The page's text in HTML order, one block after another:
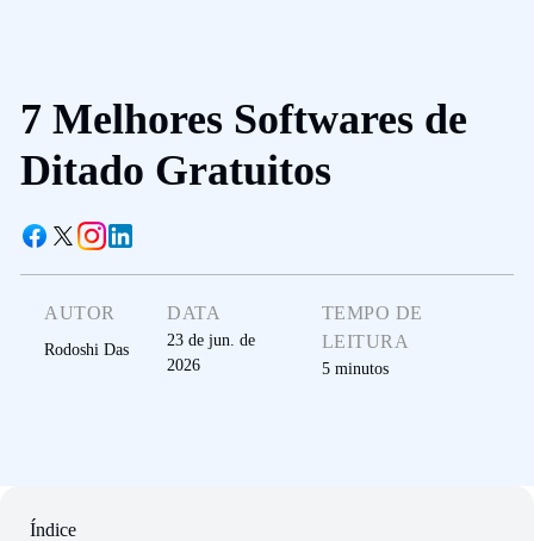
7 Melhores Softwares de
Ditado Gratuitos
AUTOR
Rodoshi Das
DATA
23 de jun. de
2026
TEMPO DE
LEITURA
5 minutos
Índice